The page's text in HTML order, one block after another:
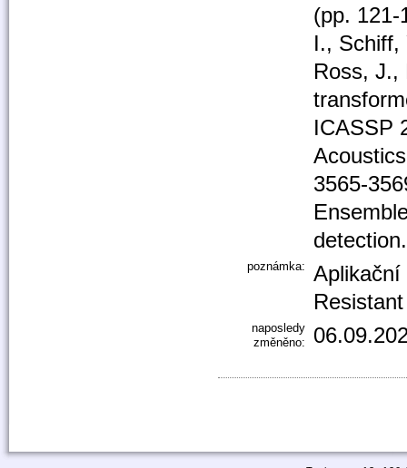
(pp. 121-
I., Schiff,
Ross, J.,
ICASSP
3565-
poznámka:
Aplikační
naposledy
změněno: